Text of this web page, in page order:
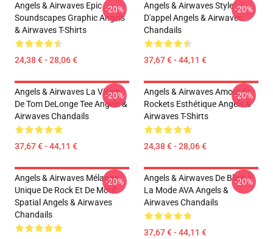
Angels & Airwaves Epic
Soundscapes Graphic Angels
& Airwaves T-Shirts
24,38 € - 28,06 €
-20%
Angels & Airwaves Style
D'appel Angels & Airwaves
Chandails
37,67 € - 44,11 €
-20%
Angels & Airwaves La Vision
De Tom DeLonge Tee Angels &
Airwaves Chandails
37,67 € - 44,11 €
-20%
Angels & Airwaves Amour Et
Rockets Esthétique Angels &
Airwaves T-Shirts
24,38 € - 28,06 €
-20%
Angels & Airwaves Mélange
Unique De Rock Et De Motif
Spatial Angels & Airwaves
Chandails
-20%
Angels & Airwaves De Blink À
La Mode AVA Angels &
Airwaves Chandails
37,67 € - 44,11 €
-20%